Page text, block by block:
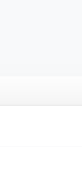
5 (vijf) jaar.